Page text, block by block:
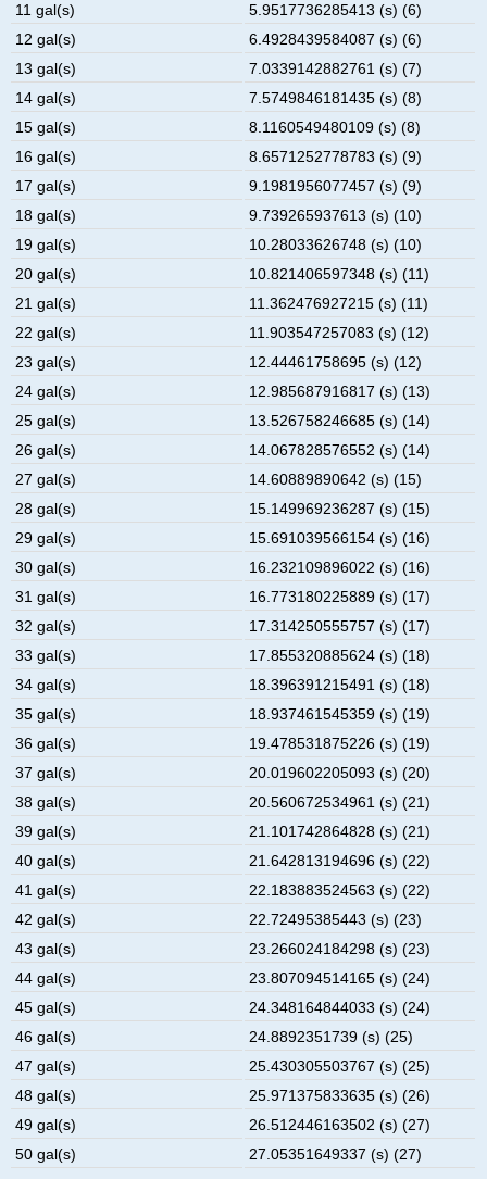
11 gal(s)
5.9517736285413 (s) (6)
12 gal(s)
6.4928439584087 (s) (6)
13 gal(s)
7.0339142882761 (s) (7)
14 gal(s)
7.5749846181435 (s) (8)
15 gal(s)
8.1160549480109 (s) (8)
16 gal(s)
8.6571252778783 (s) (9)
17 gal(s)
9.1981956077457 (s) (9)
18 gal(s)
9.739265937613 (s) (10)
19 gal(s)
10.28033626748 (s) (10)
20 gal(s)
10.821406597348 (s) (11)
21 gal(s)
11.362476927215 (s) (11)
22 gal(s)
11.903547257083 (s) (12)
23 gal(s)
12.44461758695 (s) (12)
24 gal(s)
12.985687916817 (s) (13)
25 gal(s)
13.526758246685 (s) (14)
26 gal(s)
14.067828576552 (s) (14)
27 gal(s)
14.60889890642 (s) (15)
28 gal(s)
15.149969236287 (s) (15)
29 gal(s)
15.691039566154 (s) (16)
30 gal(s)
16.232109896022 (s) (16)
31 gal(s)
16.773180225889 (s) (17)
32 gal(s)
17.314250555757 (s) (17)
33 gal(s)
17.855320885624 (s) (18)
34 gal(s)
18.396391215491 (s) (18)
35 gal(s)
18.937461545359 (s) (19)
36 gal(s)
19.478531875226 (s) (19)
37 gal(s)
20.019602205093 (s) (20)
38 gal(s)
20.560672534961 (s) (21)
39 gal(s)
21.101742864828 (s) (21)
40 gal(s)
21.642813194696 (s) (22)
41 gal(s)
22.183883524563 (s) (22)
42 gal(s)
22.72495385443 (s) (23)
43 gal(s)
23.266024184298 (s) (23)
44 gal(s)
23.807094514165 (s) (24)
45 gal(s)
24.348164844033 (s) (24)
46 gal(s)
24.8892351739 (s) (25)
47 gal(s)
25.430305503767 (s) (25)
48 gal(s)
25.971375833635 (s) (26)
49 gal(s)
26.512446163502 (s) (27)
50 gal(s)
27.05351649337 (s) (27)